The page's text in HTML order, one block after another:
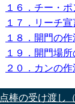
１６．チー・
１７．リーチ
１８．開門の
１９．開門場
２０．カンの
点棒の受け渡し